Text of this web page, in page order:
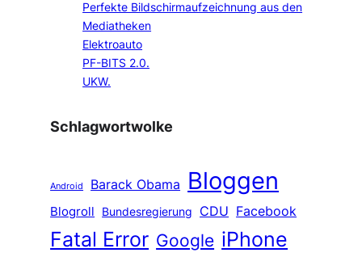
Perfekte Bildschirmaufzeichnung aus den
Mediatheken
Elektroauto
PF-BITS 2.0.
UKW.
Schlagwortwolke
Android Barack Obama Bloggen
Blogroll Bundesregierung CDU Facebook
Fatal Error Google iPhone